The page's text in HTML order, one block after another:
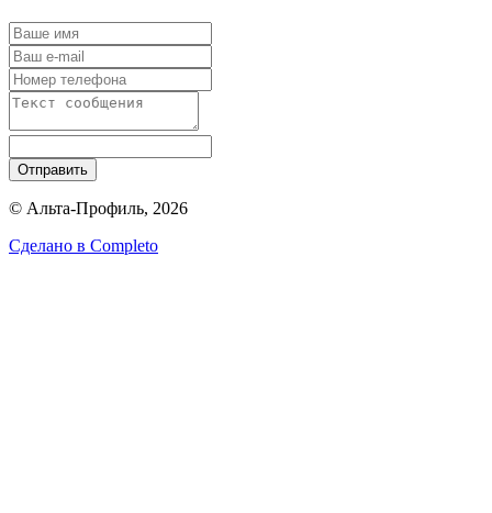
Отправить
© Альта-Профиль, 2026
Сделано в Completo